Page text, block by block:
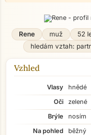
Rene muž 52
hledám vztah:
Vzhled
Vlasy
hnědé
Oči
zelené
Brýle
nosím
Na pohled
běžný